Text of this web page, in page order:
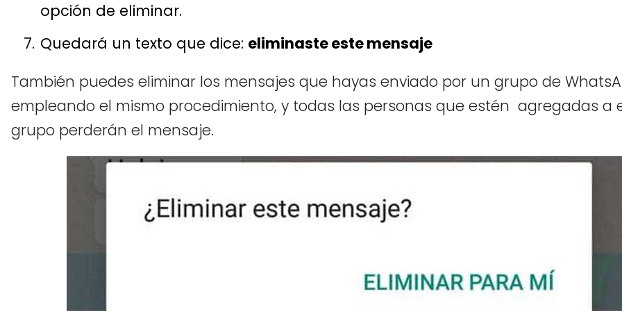
opción de eliminar.
Quedará un texto que dice: eliminaste este mensaje
También puedes eliminar los mensajes que hayas enviado por un grupo de
empleando el mismo procedimiento, y todas las personas que estén agregadas a
grupo perderán el mensaje.